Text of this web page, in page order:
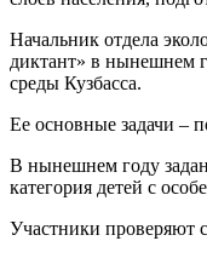
Начальник отдела
диктант» в нынешнем
среды Кузбасса.
Ее основные задачи –
В нынешнем году
категория детей с
Участники проверяют